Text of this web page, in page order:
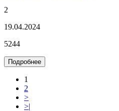
2
19.04.2024
5244
Подробнее
1
2
>
>|